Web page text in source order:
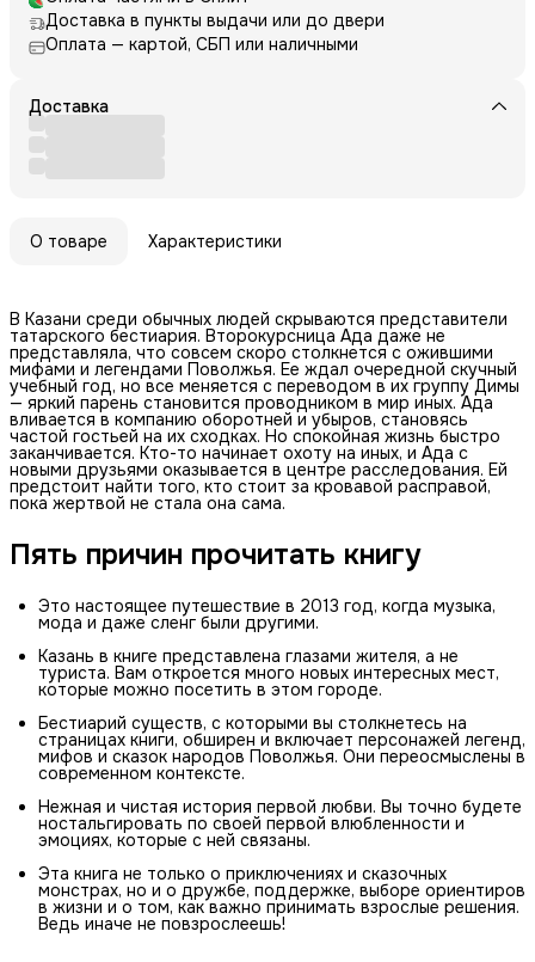
Доставка в пункты выдачи или до двери
Оплата — картой, СБП или наличными
Доставка
О товаре Характеристики
В Казани среди обычных людей скрываются представители
татарского бестиария. Второкурсница Ада даже не
представляла, что совсем скоро столкнется с ожившими
мифами и легендами Поволжья. Ее ждал очередной скучный
учебный год, но все меняется с переводом в их группу Димы
— яркий парень становится проводником в мир иных. Ада
вливается в компанию оборотней и убыров, становясь
частой гостьей на их сходках. Но спокойная жизнь быстро
заканчивается. Кто-то начинает охоту на иных, и Ада с
новыми друзьями оказывается в центре расследования. Ей
предстоит найти того, кто стоит за кровавой расправой,
пока жертвой не стала она сама.
Пять причин прочитать книгу
Это настоящее путешествие в 2013 год, когда музыка,
мода и даже сленг были другими.
Казань в книге представлена глазами жителя, а не
туриста. Вам откроется много новых интересных мест,
которые можно посетить в этом городе.
Бестиарий существ, с которыми вы столкнетесь на
страницах книги, обширен и включает персонажей легенд,
мифов и сказок народов Поволжья. Они переосмыслены в
современном контексте.
Нежная и чистая история первой любви. Вы точно будете
ностальгировать по своей первой влюбленности и
эмоциях, которые с ней связаны.
Эта книга не только о приключениях и сказочных
монстрах, но и о дружбе, поддержке, выборе ориентиров
в жизни и о том, как важно принимать взрослые решения.
Ведь иначе не повзрослеешь!